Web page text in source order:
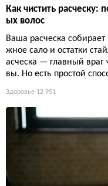
Как чистить расческу:
ых волос
Ваша расческа
жное сало и остатки
асческа — главный враг
вы. Но есть простой
Здоровье 12 951